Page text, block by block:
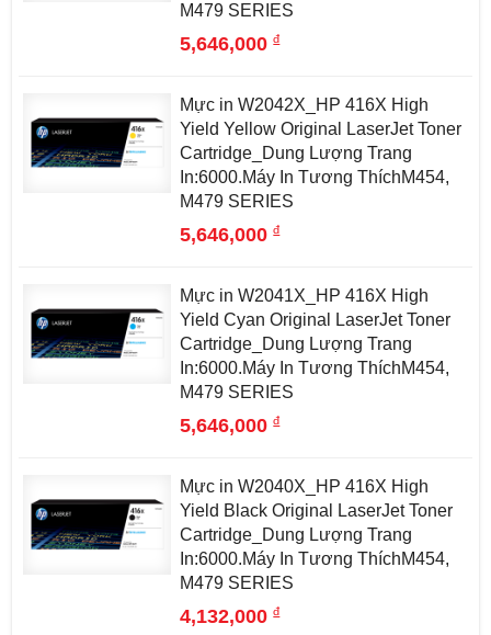
M479 SERIES
5,646,000đ
Mực in W2042X_HP 416X High
Yield Yellow Original LaserJet Toner
Cartridge_Dung Lượng Trang
In:6000.Máy In Tương ThíchM454,
M479 SERIES
5,646,000đ
Mực in W2041X_HP 416X High
Yield Cyan Original LaserJet Toner
Cartridge_Dung Lượng Trang
In:6000.Máy In Tương ThíchM454,
M479 SERIES
5,646,000đ
Mực in W2040X_HP 416X High
Yield Black Original LaserJet Toner
Cartridge_Dung Lượng Trang
In:6000.Máy In Tương ThíchM454,
M479 SERIES
4,132,000đ